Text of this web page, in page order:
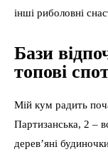
інші риболовні
Бази
топові
Мій кум радить
Партизанська, 2 –
дерев’яні